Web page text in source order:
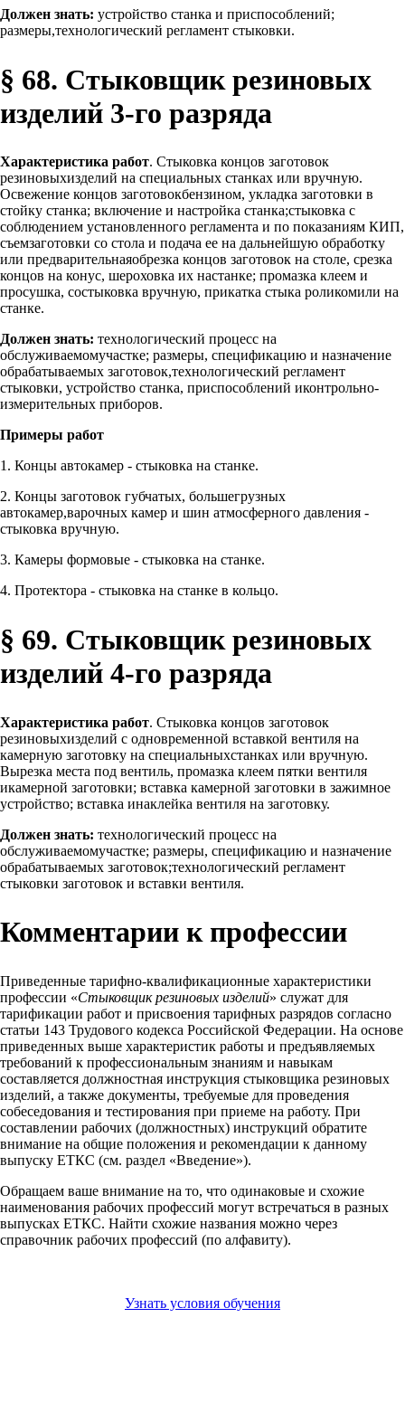
Должен знать: устройство станка и приспособлений;
размеры,технологический регламент стыковки.
§ 68. Стыковщик резиновых
изделий 3-го разряда
Характеристика работ. Стыковка концов заготовок
резиновыхизделий на специальных станках или вручную.
Освежение концов заготовокбензином, укладка заготовки в
стойку станка; включение и настройка станка;стыковка с
соблюдением установленного регламента и по показаниям КИП,
съемзаготовки со стола и подача ее на дальнейшую обработку
или предварительнаяобрезка концов заготовок на столе, срезка
концов на конус, шероховка их настанке; промазка клеем и
просушка, состыковка вручную, прикатка стыка роликомили на
станке.
Должен знать: технологический процесс на
обслуживаемомучастке; размеры, спецификацию и назначение
обрабатываемых заготовок,технологический регламент
стыковки, устройство станка, приспособлений иконтрольно-
измерительных приборов.
Примеры работ
1. Концы автокамер - стыковка на станке.
2. Концы заготовок губчатых, большегрузных
автокамер,варочных камер и шин атмосферного давления -
стыковка вручную.
3. Камеры формовые - стыковка на станке.
4. Протектора - стыковка на станке в кольцо.
§ 69. Стыковщик резиновых
изделий 4-го разряда
Характеристика работ. Стыковка концов заготовок
резиновыхизделий с одновременной вставкой вентиля на
камерную заготовку на специальныхстанках или вручную.
Вырезка места под вентиль, промазка клеем пятки вентиля
икамерной заготовки; вставка камерной заготовки в зажимное
устройство; вставка инаклейка вентиля на заготовку.
Должен знать: технологический процесс на
обслуживаемомучастке; размеры, спецификацию и назначение
обрабатываемых заготовок;технологический регламент
стыковки заготовок и вставки вентиля.
Комментарии к профессии
Приведенные тарифно-квалификационные характеристики
профессии «Стыковщик резиновых изделий» служат для
тарификации работ и присвоения тарифных разрядов согласно
статьи 143 Трудового кодекса Российской Федерации. На основе
приведенных выше характеристик работы и предъявляемых
требований к профессиональным знаниям и навыкам
составляется должностная инструкция стыковщика резиновых
изделий, а также документы, требуемые для проведения
собеседования и тестирования при приеме на работу. При
составлении рабочих (должностных) инструкций обратите
внимание на общие положения и рекомендации к данному
выпуску ЕТКС (см. раздел «Введение»).
Обращаем ваше внимание на то, что одинаковые и схожие
наименования рабочих профессий могут встречаться в разных
выпусках ЕТКС. Найти схожие названия можно через
справочник рабочих профессий (по алфавиту).
Узнать условия обучения